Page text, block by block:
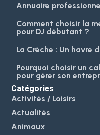
Annuaire
Comment choisir la
pour DJ débutant ?
La Crèche : Un havre
Pourquoi choisir un
pour gérer son
Catégories
Activités / Loisirs
Actualités
Animaux